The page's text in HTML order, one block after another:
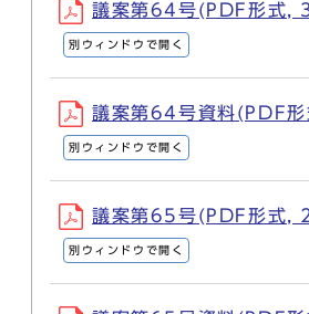
議案第64号(PDF形式,
別ウィンドウで開く
議案第64号資料(PDF
別ウィンドウで開く
議案第65号(PDF形式,
別ウィンドウで開く